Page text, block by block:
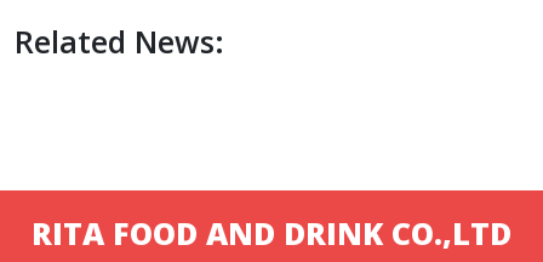
Related News:
RITA FOOD AND DRINK CO.,LTD